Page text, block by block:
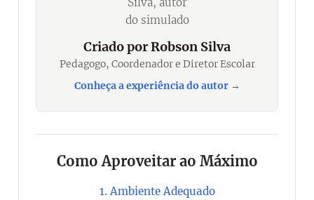
Criado por Robson Silva
Pedagogo, Coordenador e Diretor Escolar
Conheça a experiência do autor →
Como Aproveitar ao Máximo
1. Ambiente Adequado